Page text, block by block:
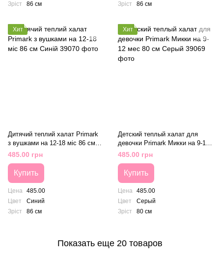
Зріст
86 см
Зріст
86 см
Хит
Дитячий теплий халат Primark
з вушками на 12-18 міс 86 см
Синій
485.00 грн
Купить
Цена 485.00
Цвет
Синий
Зріст
86 см
Хит
Детский теплый халат для
девочки Primark Микки на 9-12
мес 80 см Серый
485.00 грн
Купить
Цена 485.00
Цвет
Серый
Зріст
80 см
Показать еще 20 товаров